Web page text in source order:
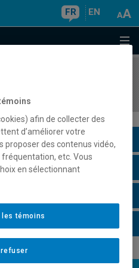
FR EN
afin de collecter des
d’améliorer votre
proposer des contenus vidéo,
fréquentation, etc. Vous
en sélectionnant
refuser
témoins